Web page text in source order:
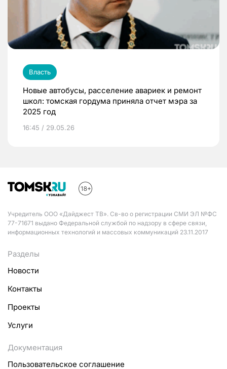
Власть
Новые автобусы, расселение авариек и ремонт
школ: томская гордума приняла отчет мэра за
2025 год
16:45 / 29.05.26
Учредитель ООО «Дайджест ТВ». Св-во о регистрации СМИ ЭЛ №ФС
77-71671 выдано Федеральной службой по надзору в сфере связи,
информационных технологий и массовых коммуникаций 23.11.2017
Разделы
Новости
Контакты
Проекты
Услуги
Документация
Пользовательское соглашение